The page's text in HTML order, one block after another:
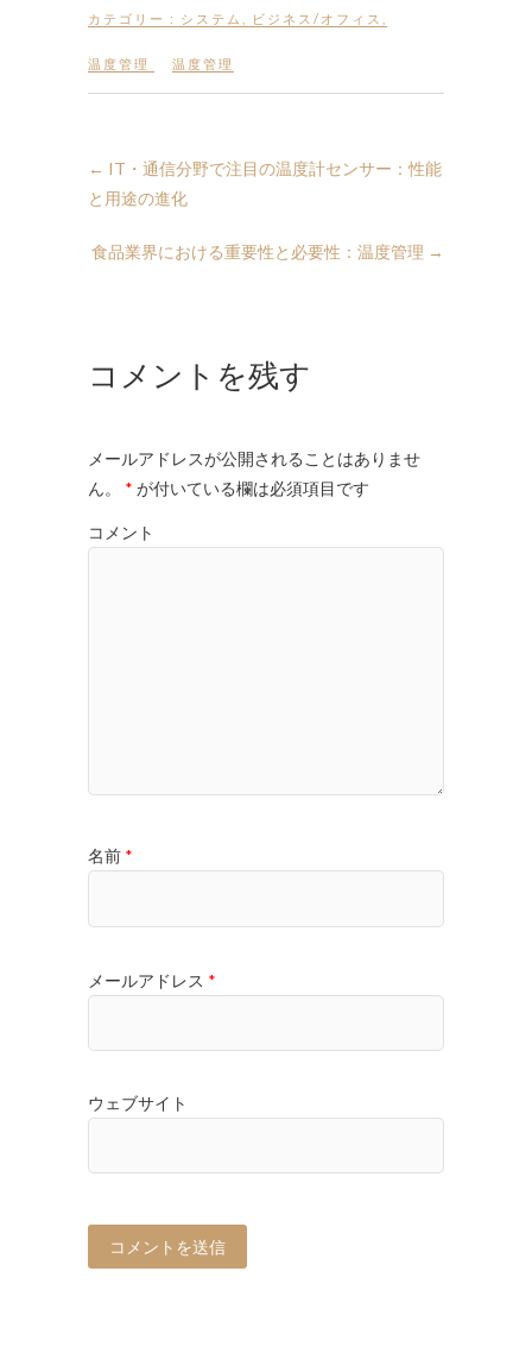
カテゴリー : システム ビジネス/オフィス
温度管理 温度管理
← IT・通信分野で注目の温度計センサー：性能
と用途の進化
食品業界における重要性と必要性：温度管理 →
コメントを残す
メールアドレスが公開されることはありませ
ん。
* が付いている欄は必須項目です
コメント
名前 *
メールアドレス *
ウェブサイト